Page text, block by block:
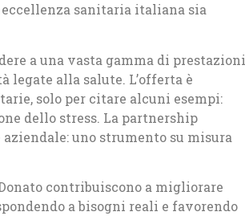
eccellenza sanitaria italiana sia
a una vasta gamma di prestazioni
legate alla salute. L’offerta è
solo per citare alcuni esempi:
dello stress. La partnership
uno strumento su misura
contribuiscono a migliorare
a bisogni reali e favorendo